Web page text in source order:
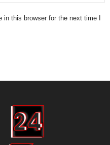
this browser for the next time I